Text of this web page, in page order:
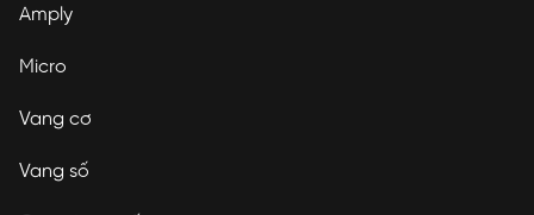
Amply
Micro
Vang cơ
Vang số